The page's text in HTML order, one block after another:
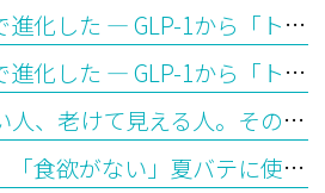
肥満治療はここまで進化した ― GLP-1から「トリプルGアゴニスト」の時代へ【後編】
肥満治療はここまで進化した ― GLP-1から「トリプルGアゴニスト」の時代へ【前編】
実年齢より10歳若い人、老けて見える人。その違いはどこから生まれるのか？―「生物学的年齢」とエピジェネティッククロックが教えてくれること
「疲れが取れない」「食欲がない」夏バテに使われる漢方の選び方を医師が解説